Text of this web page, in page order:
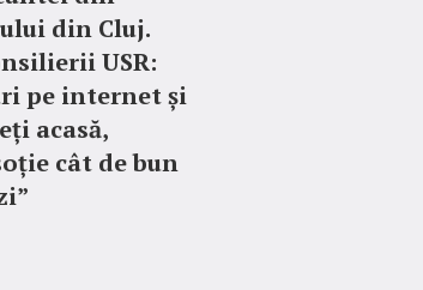
din Cluj.
USR:
pe internet și
acasă,
cât de bun